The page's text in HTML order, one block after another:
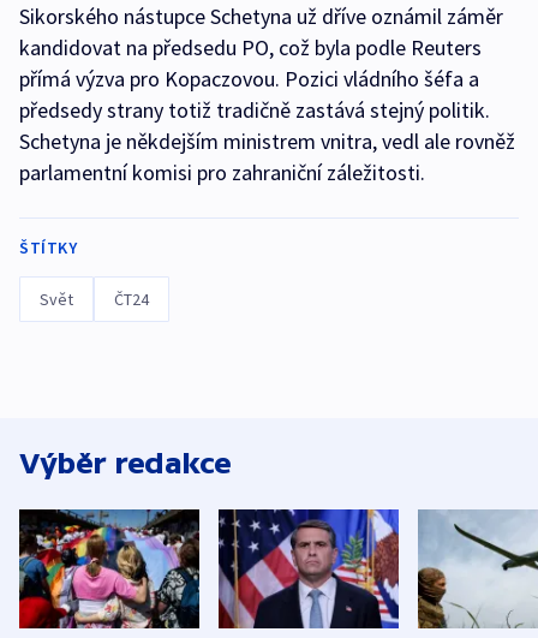
Sikorského nástupce Schetyna už dříve oznámil záměr
kandidovat na předsedu PO, což byla podle Reuters
přímá výzva pro Kopaczovou. Pozici vládního šéfa a
předsedy strany totiž tradičně zastává stejný politik.
Schetyna je někdejším ministrem vnitra, vedl ale rovněž
parlamentní komisi pro zahraniční záležitosti.
ŠTÍTKY
Svět ČT24
Výběr redakce